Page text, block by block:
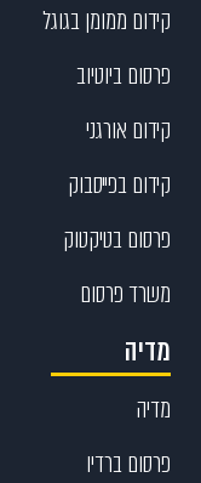
קידום ממומן בגוגל
פרסום ביוטיוב
קידום אורגני
קידום בפייסבוק
פרסום בטיקטוק
משרד פרסום
מדיה
מדיה
פרסום ברדיו